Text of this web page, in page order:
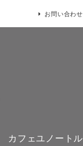
お問い合わせ
カフェユノートル